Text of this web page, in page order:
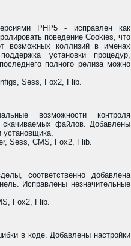
PHP5 - исправлен как
поведение Cookies, что
возможных коллизий в именах
установки процедур,
полного релиза можно
Sess, Fox2, Flib.
возможности контроля
скачиваемых файлов. Добавлены
установщика.
Sess, CMS, Fox2, Flib.
соответственно добавлена
Исправлены незначительные
Fox2, Flib.
в коде. Добавлены настройки